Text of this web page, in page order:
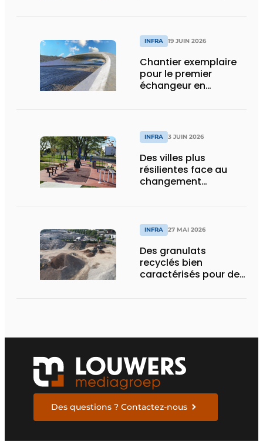
INFRA 19 JUIN 2026
Chantier exemplaire
pour le premier
échangeur en
INFRA 3 JUIN 2026
Des villes plus
résilientes face au
changement
INFRA 27 MAI 2026
Des granulats
recyclés bien
caractérisés pour des
Des questions ? Contactez-nous